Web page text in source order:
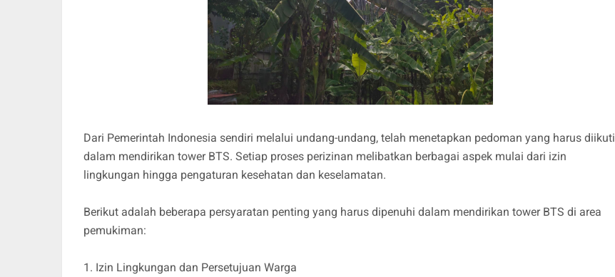
Dari Pemerintah Indonesia sendiri melalui undang-undang, telah menetapkan pedoman yang harus diikuti
dalam mendirikan tower BTS. Setiap proses perizinan melibatkan berbagai aspek mulai dari izin
lingkungan hingga pengaturan kesehatan dan keselamatan.
Berikut adalah beberapa persyaratan penting yang harus dipenuhi dalam mendirikan tower BTS di area
pemukiman:
1. Izin Lingkungan dan Persetujuan Warga